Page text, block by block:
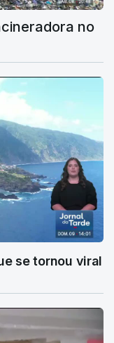
no
se tornou viral